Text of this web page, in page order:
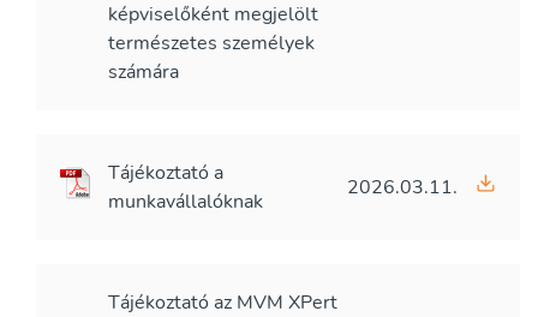
képviselőként megjelölt
természetes személyek
számára
Tájékoztató a
munkavállalóknak
2026.03.11.
Tájékoztató az MVM XPert